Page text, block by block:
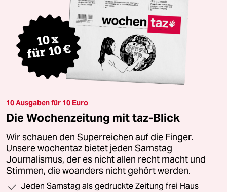
10 Ausgaben für 10 Euro
Die Wochenzeitung mit taz-Blick
Wir schauen den Superreichen auf die Finger.
Unsere wochentaz bietet jeden Samstag
Journalismus, der es nicht allen recht macht und
Stimmen, die woanders nicht gehört werden.
Jeden Samstag als gedruckte Zeitung frei Haus